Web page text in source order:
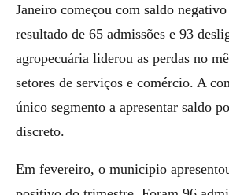
Janeiro começou com saldo negativo
resultado de 65 admissões e 93
agropecuária liderou as perdas no
setores de serviços e comércio. A
único segmento a apresentar saldo
discreto.
Em fevereiro, o município